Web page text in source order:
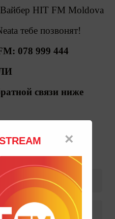
×
HIT FM Moldova
тебе позвонят!
078 999 444
связи ниже